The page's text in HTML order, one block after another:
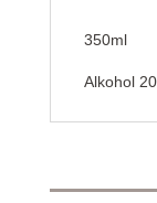
350ml
Alkohol